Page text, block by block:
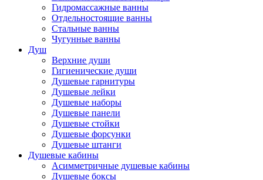
Гидромассажные ванны
Отдельностоящие ванны
Стальные ванны
Чугунные ванны
Душ
Верхние души
Гигиенические души
Душевые гарнитуры
Душевые лейки
Душевые наборы
Душевые панели
Душевые стойки
Душевые форсунки
Душевые штанги
Душевые кабины
Асимметричные душевые кабины
Душевые боксы